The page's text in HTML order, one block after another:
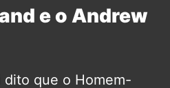
e o Andrew
que o Homem-